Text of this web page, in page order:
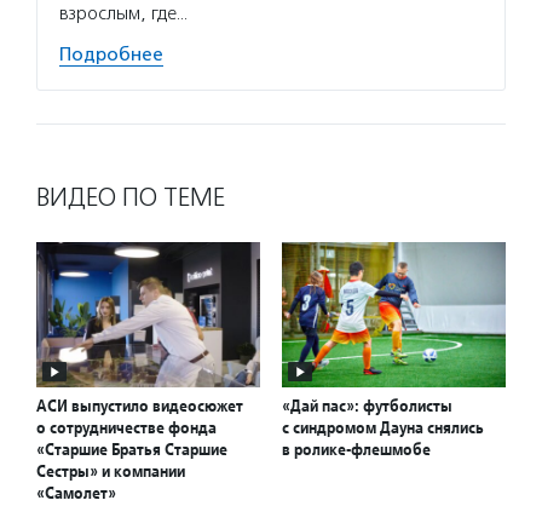
взрослым, где…
Подробнее
ВИДЕО ПО ТЕМЕ
АСИ выпустило видеосюжет
о сотрудничестве фонда
«Старшие Братья Старшие
Сестры» и компании
«Самолет»
«Дай пас»: футболисты
с синдромом Дауна снялись
в ролике-флешмобе